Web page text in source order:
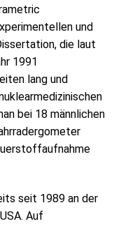
und
die laut
1991
lang und
bei 18 männlichen
seit 1989 an der
Auf